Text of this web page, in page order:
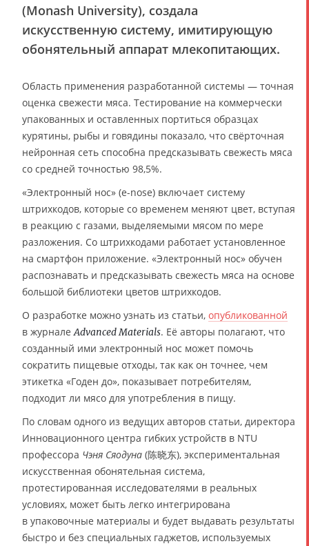
(Monash University), создала
искусственную систему, имитирующую
обонятельный аппарат млекопитающих.
Область применения разработанной системы — точная
оценка свежести мяса. Тестирование на коммерчески
упакованных и оставленных портиться образцах
курятины, рыбы и говядины показало, что свёрточная
нейронная сеть способна предсказывать свежесть мяса
со средней точностью 98,5%.
«Электронный нос» (e-nose) включает систему
штрихкодов, которые со временем меняют цвет, вступая
в реакцию с газами, выделяемыми мясом по мере
разложения. Со штрихкодами работает установленное
на смартфон приложение. «Электронный нос» обучен
распознавать и предсказывать свежесть мяса на основе
большой библиотеки цветов штрихкодов.
О разработке можно узнать из статьи, опубликованной
в журнале Advanced Materials. Её авторы полагают, что
созданный ими электронный нос может помочь
сократить пищевые отходы, так как он точнее, чем
этикетка «Годен до», показывает потребителям,
подходит ли мясо для употребления в пищу.
По словам одного из ведущих авторов статьи, директора
Инновационного центра гибких устройств в NTU
профессора Чэня Сяодуна (陈晓东), экспериментальная
искусственная обонятельная система,
протестированная исследователями в реальных
условиях, может быть легко интегрирована
в упаковочные материалы и будет выдавать результаты
быстро и без специальных гаджетов, используемых